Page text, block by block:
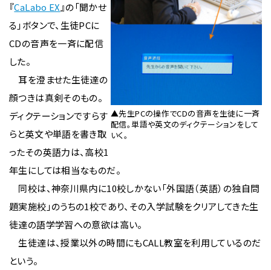
▲先生PCの操作でCDの音声を生徒に一斉
配信。単語や英文のディクテーションをして
いく。
『CaLabo EX 』の「聞かせ
る」ボタンで、生徒PCに
CDの音声を一斉に配信
した。
耳を澄ませた生徒達の
顔つきは真剣そのもの。
ディクテーションですらす
らと英文や単語を書き取
ったその英語力は、高校1
年生にしては相当なものだ。
同校は、神奈川県内に10校しかない「外国語（英語）の独自問
題実施校」のうちの1校であり、その入学試験をクリアしてきた生
徒達の語学学習への意欲は高い。
生徒達は、授業以外の時間にもCALL教室を利用しているのだ
という。